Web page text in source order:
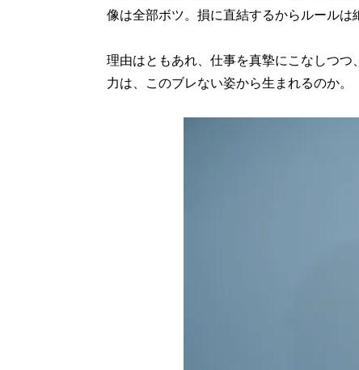
像は全部ボツ。損に直結するからルールは
理由はともあれ、仕事を真摯にこなしつ
力は、このブレない姿から生まれるのか。